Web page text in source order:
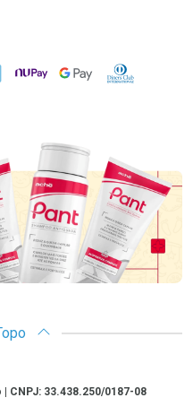
NuPay Google PayDiners Club
CNPJ: 33.438.250/0187-08